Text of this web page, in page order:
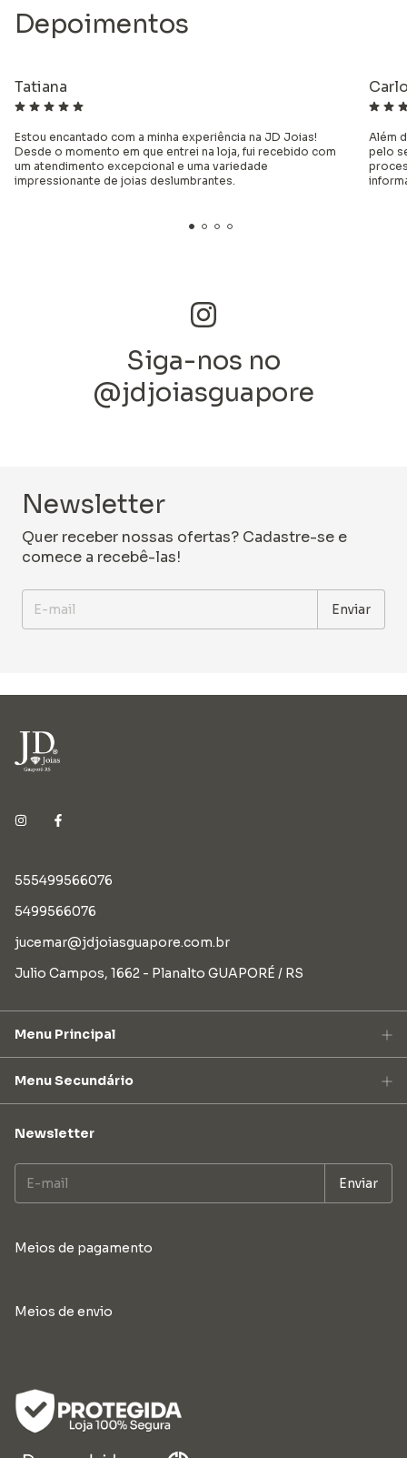
Depoimentos
Tatiana
Estou encantado com a minha experiência na JD Joias!
Desde o momento em que entrei na loja, fui recebido com
um atendimento excepcional e uma variedade
impressionante de joias deslumbrantes.
Além
pelo
Siga-nos no
@jdjoiasguapore
Newsletter
Quer receber nossas ofertas? Cadastre-se e
comece a recebê-las!
555499566076
5499566076
jucemar@jdjoiasguapore.com.br
Julio Campos, 1662 - Planalto GUAPORÉ / RS
Menu Principal
Menu Secundário
Newsletter
Meios de pagamento
Meios de envio